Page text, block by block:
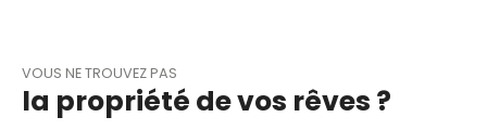
quotidien et un argument fort en cas de location.
📍 Un emplacement pratique À proximité
immédiate : commerces et
VOUS NE TROUVEZ PAS
la propriété de vos rêves ?